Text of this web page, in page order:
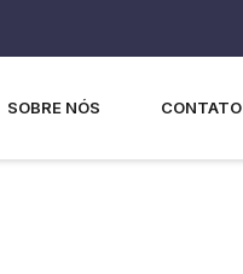
SOBRE NÓS CONTATO